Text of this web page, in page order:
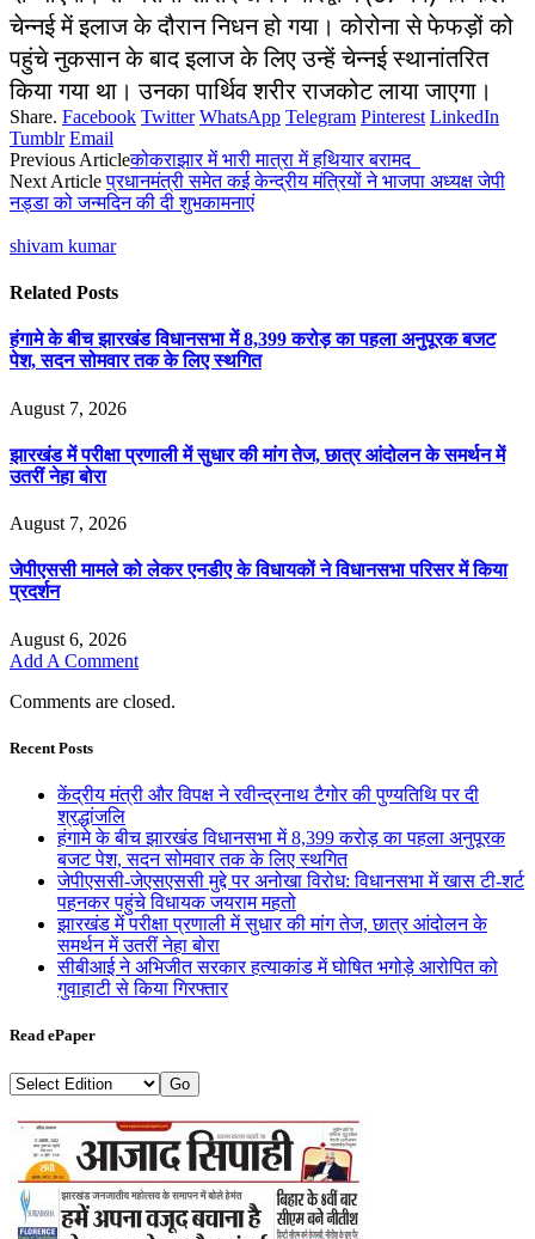
चेन्नई में इलाज के दौरान निधन हो गया। कोरोना से फेफड़ों को
पहुंचे नुकसान के बाद इलाज के लिए उन्हें चेन्नई स्थानांतरित
किया गया था। उनका पार्थिव शरीर राजकोट लाया जाएगा।
Share. Facebook Twitter WhatsApp Telegram Pinterest LinkedIn
Tumblr Email
Previous Articleकोकराझार में भारी मात्रा में हथियार बरामद
Next Articleप्रधानमंत्री समेत कई केन्द्रीय मंत्रियों ने भाजपा अध्यक्ष जेपी
नड्डा को जन्मदिन की दी शुभकामनाएं
shivam kumar
Related Posts
हंगामे के बीच झारखंड विधानसभा में 8,399 करोड़ का पहला अनुपूरक बजट
पेश, सदन सोमवार तक के लिए स्थगित
August 7, 2026
झारखंड में परीक्षा प्रणाली में सुधार की मांग तेज, छात्र आंदोलन के समर्थन में
उतरीं नेहा बोरा
August 7, 2026
जेपीएससी मामले को लेकर एनडीए के विधायकों ने विधानसभा परिसर में किया
प्रदर्शन
August 6, 2026
Add A Comment
Comments are closed.
Recent Posts
केंद्रीय मंत्री और विपक्ष ने रवीन्द्रनाथ टैगोर की पुण्यतिथि पर दी
श्रद्धांजलि
हंगामे के बीच झारखंड विधानसभा में 8,399 करोड़ का पहला अनुपूरक
बजट पेश, सदन सोमवार तक के लिए स्थगित
जेपीएससी-जेएसएससी मुद्दे पर अनोखा विरोध: विधानसभा में खास टी-शर्ट
पहनकर पहुंचे विधायक जयराम महतो
झारखंड में परीक्षा प्रणाली में सुधार की मांग तेज, छात्र आंदोलन के
समर्थन में उतरीं नेहा बोरा
सीबीआई ने अभिजीत सरकार हत्याकांड में घोषित भगोड़े आरोपित को
गुवाहाटी से किया गिरफ्तार
Read ePaper